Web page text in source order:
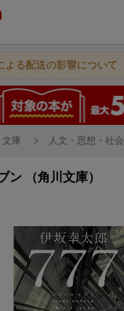
よる配送の影響について
文庫 人文・思想・社会
ン （角川文庫）